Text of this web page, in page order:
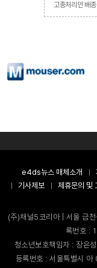
고충처리인
e4ds뉴스 매체소개
기사제보
제휴문의 및
(주)채널5코리아 | 서울 금
록번호 :
청소년보호책임자 : 장
등록번호 : 서울특별시